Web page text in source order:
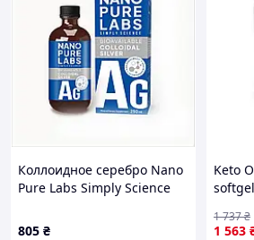
Коллоидное серебро Nano
Pure Labs Simply Science
AG Апельсин 250 мл (005)
805 ₴
Keto
1 563
1 737₴